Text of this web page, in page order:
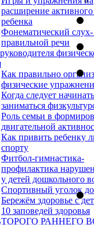
расширение активного
ребенка
Фонематический слух-
правильной речи
Как правильно
физические
Когда следует начинать
заниматься
Роль семьи в
двигательной
Как привить ребенку
спорту
Фитбол-гимнастика-
профилактика
у детей дошкольного
Спортивный уголок
Бережём здоровье с
10 заповедей здоровья
РАННЕГО